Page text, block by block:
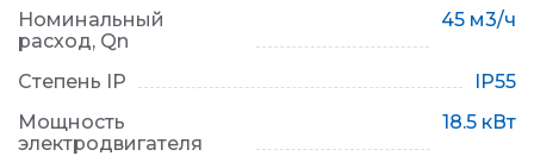
Номинальный
расход, Qn
45 м3/ч
Степень IP
IP55
Мощность
электродвигателя
18.5 кВт